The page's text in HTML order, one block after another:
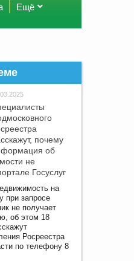
Ещё
почему
об
не
Госуслуг
на
при запросе
не получает
об этом 18
Росреестра
по телефону 8